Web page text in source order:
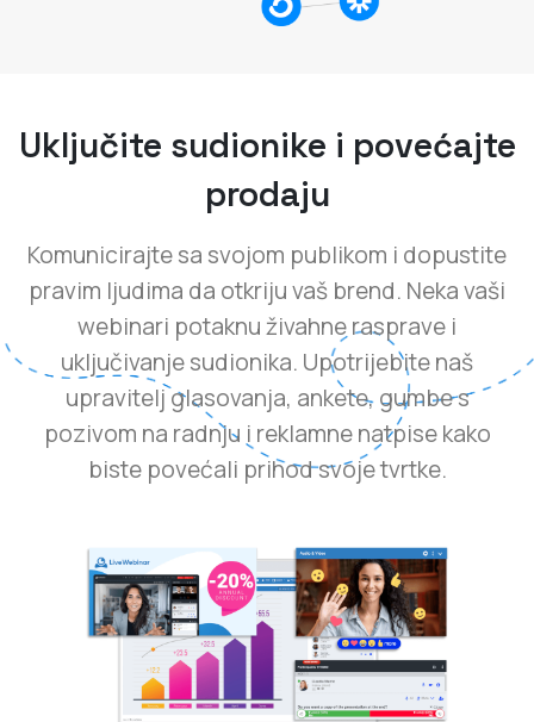
Uključite sudionike i povećajte
prodaju
Komunicirajte sa svojom publikom i dopustite
pravim ljudima da otkriju vaš brend. Neka vaši
webinari potaknu živahne rasprave i
uključivanje sudionika. Upotrijebite naš
upravitelj glasovanja, ankete, gumbe s
pozivom na radnju i reklamne natpise kako
biste povećali prihod svoje tvrtke.